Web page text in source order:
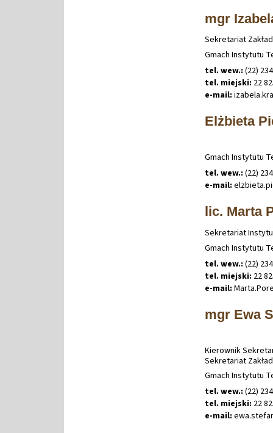
mgr
Sekretariat
Gmach Instytutu
tel. wew.: (22)
tel. miejski: 22
e-mail: izabela.
Elżbieta
Gmach Instytutu
tel. wew.: (22)
e-mail: elzbieta.
lic. Marta
Sekretariat
Gmach Instytutu
tel. wew.: (22)
tel. miejski: 22
e-mail: Marta.
mgr Ewa
Kierownik
Sekretariat
Gmach Instytutu
tel. wew.: (22)
tel. miejski: 22
e-mail: ewa.